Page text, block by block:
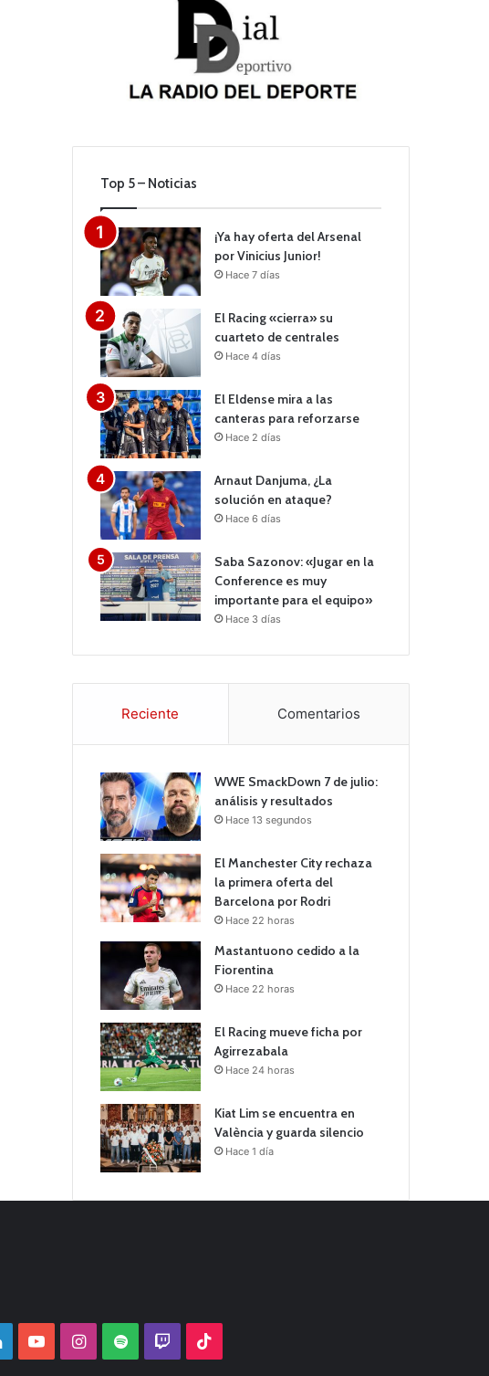
Top 5 – Noticias
¡Ya hay oferta del Arsenal
por Vinicius Junior!
Hace 7 días
El Racing «cierra» su
cuarteto de centrales
Hace 4 días
El Eldense mira a las
canteras para reforzarse
Hace 2 días
Arnaut Danjuma, ¿La
solución en ataque?
Hace 6 días
Saba Sazonov: «Jugar en la
Conference es muy
importante para el equipo»
Hace 3 días
Reciente Comentarios
WWE SmackDown 7 de julio:
análisis y resultados
Hace 13 segundos
El Manchester City rechaza
la primera oferta del
Barcelona por Rodri
Hace 22 horas
Mastantuono cedido a la
Fiorentina
Hace 22 horas
El Racing mueve ficha por
Agirrezabala
Hace 24 horas
Kiat Lim se encuentra en
València y guarda silencio
Hace 1 día
LinkedInYouTubeInstagram
Spotify Twitch